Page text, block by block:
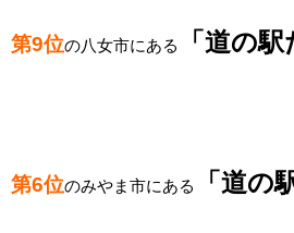
第9位の八女市にある 「道の
第6位のみやま市にある 「道の